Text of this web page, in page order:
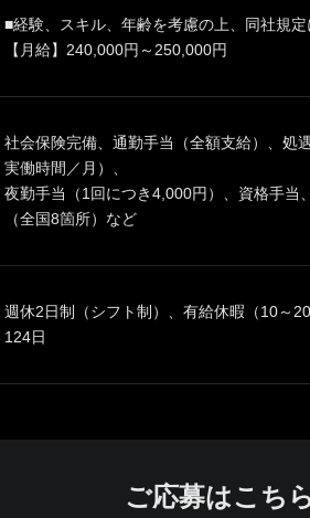
■経験、スキル、年齢を考慮の上、同社規
【月給】240,000円～250,000円
社会保険完備、通勤手当（全額支給）、処
実働時間／月）、
夜勤手当（1回につき4,000円）、資格手当
（全国8箇所）など
週休2日制（シフト制）、有給休暇（10～
124日
ご応募はこち